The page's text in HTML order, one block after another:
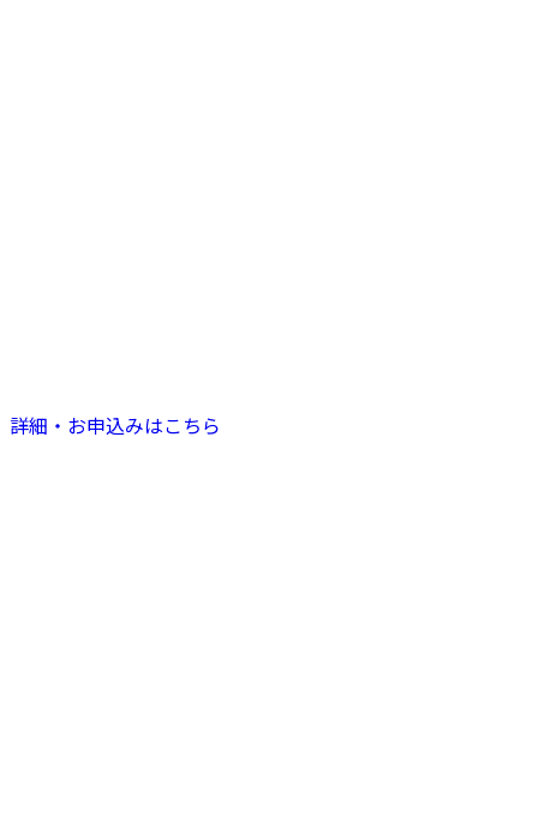
詳細・お申込みはこちら